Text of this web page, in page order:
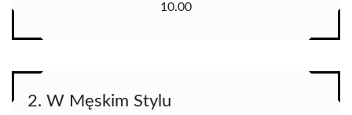
10.00
2. W Męskim Stylu